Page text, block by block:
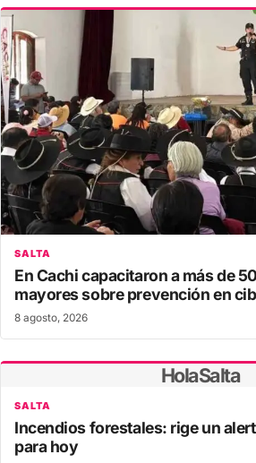
SALTA
En Cachi capacitaron a más de
mayores sobre prevención en
8 agosto, 2026
HolaSalta
SALTA
Incendios forestales: rige un
para hoy